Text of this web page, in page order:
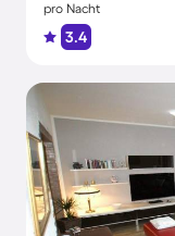
pro Nacht
3.4